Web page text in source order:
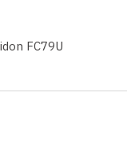
FC79U